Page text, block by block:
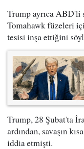
Trump ayrıca ABD'li
Tomahawk füzeleri
tesisi inşa ettiğini
Trump, 28 Şubat'ta
ardından, savaşın
iddia etmişti.